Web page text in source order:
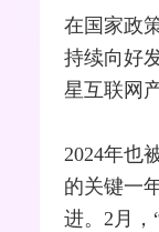
在国家政
持续向好
星互联网
2024年也
的关键一
进。2月，